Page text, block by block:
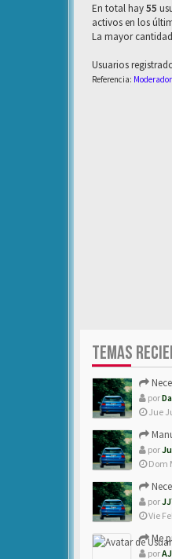
En total hay55
activos en los
La mayor
Usuarios
Referencia:
TEMAS
por
Jue
por
Dom
por
Vie
Me
por